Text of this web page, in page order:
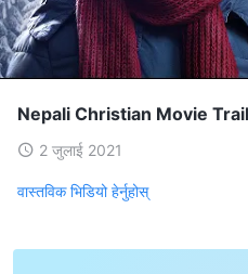
Nepali Christian Movie
2 जुलाई 2021
वास्तविक भिडियो हेर्नुहोस्